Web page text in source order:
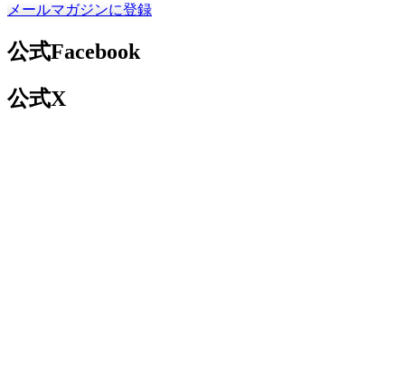
メールマガジンに登録
公式Facebook
公式X